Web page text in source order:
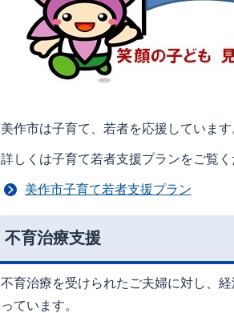
美作市は子育て、若者を応援しています
詳しくは子育て若者支援プランをご覧く
美作市子育て若者支援プラン
不育治療支援
不育治療を受けられたご夫婦に対し、
っています。